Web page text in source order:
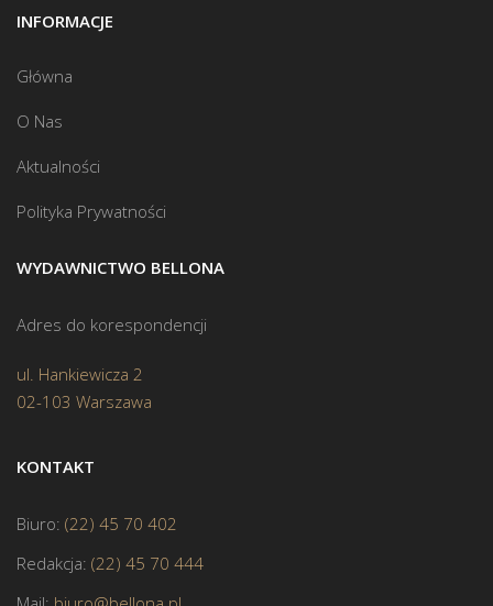
INFORMACJE
Główna
O Nas
Aktualności
Polityka Prywatności
WYDAWNICTWO BELLONA
Adres do korespondencji
ul. Hankiewicza 2
02-103 Warszawa
KONTAKT
Biuro: (22) 45 70 402
Redakcja: (22) 45 70 444